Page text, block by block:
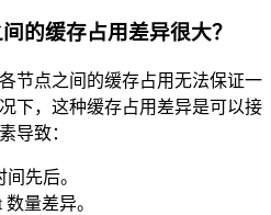
的缓存占用差异很大？
节点之间的缓存占用无法保证一
下，这种缓存占用差异是可以接
导致：
先后。
量差异。